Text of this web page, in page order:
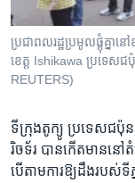
និង​
ទៅ​
កាន់​
ស្វែង​
រក
បណ្តាញ​សង្គម
ប្រជាពលរដ្ឋ​ប្រមូលផ្តុំគ្នា​ន
ខេត្ត Ishikawa ប្រទេសជ
REUTERS)
ទីក្រុងតូក្យូ ប្រទេសជប៉ុ
រិចទ័រ​ បានកើត​មាននៅ
បើ​តាម​ការ​ឱ្យ​ដឹង​របស់​ទី​